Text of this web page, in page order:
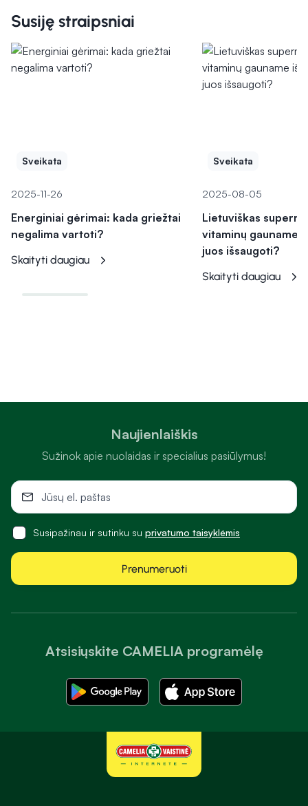
Susiję straipsniai
Sveikata
2025-11-26
Energiniai gėrimai: kada griežtai
negalima vartoti?
Skaityti daugiau
Sveikata
2025-08-05
Lietuviškas
vitaminų gauname
juos išsaugoti?
Skaityti daugiau
Atsisiųskite CAMELIA programėlę
Naujienlaiškis
Sužinok apie nuolaidas ir specialius pasiūlymus!
Susipažinau ir sutinku su privatumo taisyklėmis
Prenumeruoti